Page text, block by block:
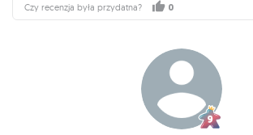
Czy recenzja była przydatna? 0